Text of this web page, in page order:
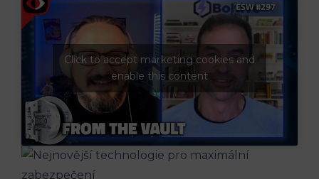
Click to accept marketing cookies and
enable this content